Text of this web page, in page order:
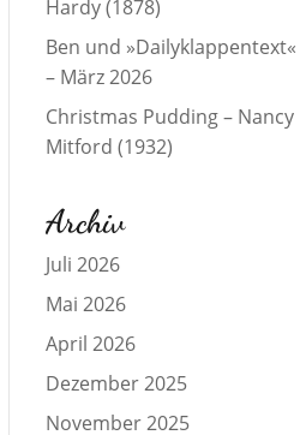
Hardy (1878)
Ben und »Dailyklappentext«
– März 2026
Christmas Pudding – Nancy
Mitford (1932)
Archiv
Juli 2026
Mai 2026
April 2026
Dezember 2025
November 2025